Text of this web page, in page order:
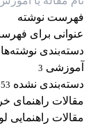
فهرست نوشته
عنوانی برای
دسته‌بندی نوشته‌ها
آموزشی 3
دسته‌بندی نشده 53
مقالات راهنمای
مقالات